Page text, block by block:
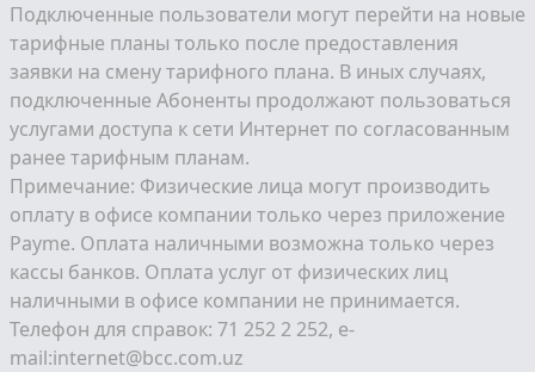
Подключенные пользователи могут перейти на новые
тарифные планы только после предоставления
заявки на смену тарифного плана. В иных случаях,
подключенные Абоненты продолжают пользоваться
услугами доступа к сети Интернет по согласованным
ранее тарифным планам.
Примечание: Физические лица могут производить
оплату в офисе компании только через приложение
Payme. Оплата наличными возможна только через
кассы банков. Оплата услуг от физических лиц
наличными в офисе компании не принимается.
Телефон для справок: 71 252 2 252, e-
mail:internet@bcc.com.uz